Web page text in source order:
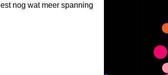
nog wat meer spanning